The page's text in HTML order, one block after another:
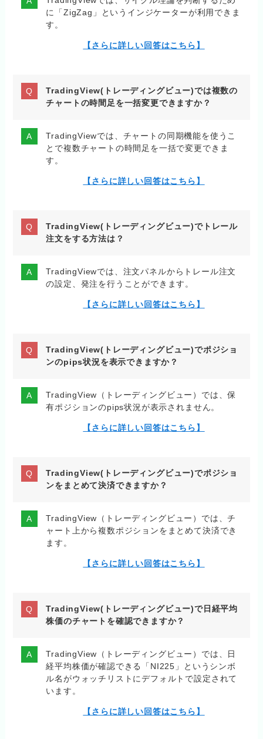
に「ZigZag」というインジケーターが利用できま
す。
【さらに詳しい回答はこちら】
TradingView(トレーディングビュー)では複数の
チャートの時間足を一括変更できますか？
TradingViewでは、チャートの同期機能を使うこ
とで複数チャートの時間足を一括で変更できま
す。
【さらに詳しい回答はこちら】
TradingView(トレーディングビュー)でトレール
注文をする方法は？
TradingViewでは、注文パネルからトレール注文
の設定、発注を行うことができます。
【さらに詳しい回答はこちら】
TradingView(トレーディングビュー)でポジショ
ンのpips状況を表示できますか？
TradingView（トレーディングビュー）では、保
有ポジションのpips状況が表示されません。
【さらに詳しい回答はこちら】
TradingView(トレーディングビュー)でポジショ
ンをまとめて決済できますか？
TradingView（トレーディングビュー）では、チ
ャート上から複数ポジションをまとめて決済でき
ます。
【さらに詳しい回答はこちら】
TradingView(トレーディングビュー)で日経平均
株価のチャートを確認できますか？
TradingView（トレーディングビュー）では、日
経平均株価が確認できる「NI225」というシンボ
ル名がウォッチリストにデフォルトで設定されて
います。
【さらに詳しい回答はこちら】